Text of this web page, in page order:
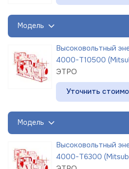
Модель
Высоковольтный
4000-Т10500
ЭТРО
Уточнить
Модель
Высоковольтный
4000-Т6300